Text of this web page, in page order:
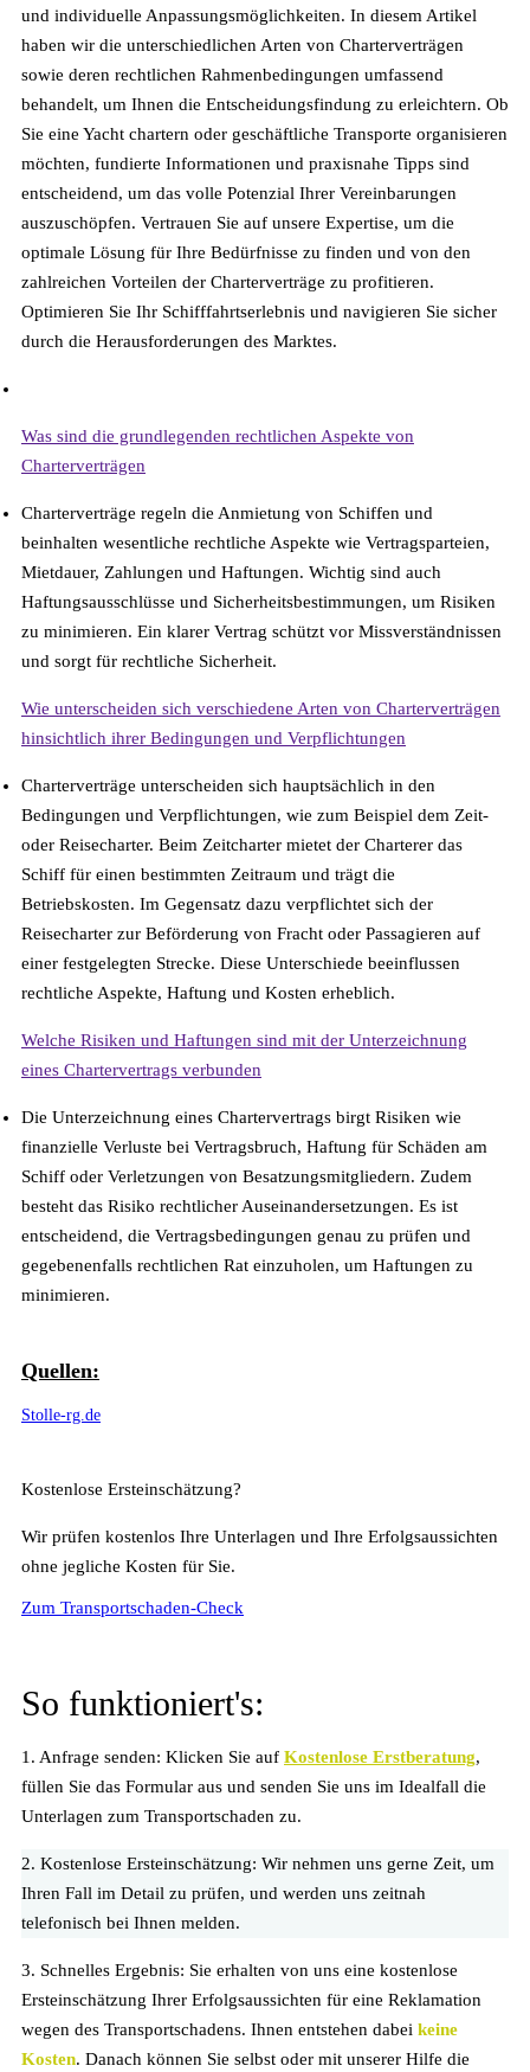
und individuelle Anpassungsmöglichkeiten. In diesem Artikel
haben wir die unterschiedlichen Arten von Charterverträgen
sowie deren rechtlichen Rahmenbedingungen umfassend
behandelt, um Ihnen die Entscheidungsfindung zu erleichtern. Ob
Sie eine Yacht chartern oder geschäftliche Transporte organisieren
möchten, fundierte Informationen und praxisnahe Tipps sind
entscheidend, um das volle Potenzial Ihrer Vereinbarungen
auszuschöpfen. Vertrauen Sie auf unsere Expertise, um die
optimale Lösung für Ihre Bedürfnisse zu finden und von den
zahlreichen Vorteilen der Charterverträge zu profitieren.
Optimieren Sie Ihr Schifffahrtserlebnis und navigieren Sie sicher
durch die Herausforderungen des Marktes.
Was sind die grundlegenden rechtlichen Aspekte von
Charterverträgen
Charterverträge regeln die Anmietung von Schiffen und
beinhalten wesentliche rechtliche Aspekte wie Vertragsparteien,
Mietdauer, Zahlungen und Haftungen. Wichtig sind auch
Haftungsausschlüsse und Sicherheitsbestimmungen, um Risiken
zu minimieren. Ein klarer Vertrag schützt vor Missverständnissen
und sorgt für rechtliche Sicherheit.
Wie unterscheiden sich verschiedene Arten von Charterverträgen
hinsichtlich ihrer Bedingungen und Verpflichtungen
Charterverträge unterscheiden sich hauptsächlich in den
Bedingungen und Verpflichtungen, wie zum Beispiel dem Zeit-
oder Reisecharter. Beim Zeitcharter mietet der Charterer das
Schiff für einen bestimmten Zeitraum und trägt die
Betriebskosten. Im Gegensatz dazu verpflichtet sich der
Reisecharter zur Beförderung von Fracht oder Passagieren auf
einer festgelegten Strecke. Diese Unterschiede beeinflussen
rechtliche Aspekte, Haftung und Kosten erheblich.
Welche Risiken und Haftungen sind mit der Unterzeichnung
eines Chartervertrags verbunden
Die Unterzeichnung eines Chartervertrags birgt Risiken wie
finanzielle Verluste bei Vertragsbruch, Haftung für Schäden am
Schiff oder Verletzungen von Besatzungsmitgliedern. Zudem
besteht das Risiko rechtlicher Auseinandersetzungen. Es ist
entscheidend, die Vertragsbedingungen genau zu prüfen und
gegebenenfalls rechtlichen Rat einzuholen, um Haftungen zu
minimieren.
Quellen:
Stolle-rg.de
Kostenlose Ersteinschätzung?
Wir prüfen kostenlos Ihre Unterlagen und Ihre Erfolgsaussichten
ohne jegliche Kosten für Sie.
Zum Transportschaden-Check
So funktioniert's:
1. Anfrage senden: Klicken Sie auf Kostenlose Erstberatung,
füllen Sie das Formular aus und senden Sie uns im Idealfall die
Unterlagen zum Transportschaden zu.
2. Kostenlose Ersteinschätzung: Wir nehmen uns gerne Zeit, um
Ihren Fall im Detail zu prüfen, und werden uns zeitnah
telefonisch bei Ihnen melden.
3. Schnelles Ergebnis: Sie erhalten von uns eine kostenlose
Ersteinschätzung Ihrer Erfolgsaussichten für eine Reklamation
wegen des Transportschadens. Ihnen entstehen dabei keine
Kosten. Danach können Sie selbst oder mit unserer Hilfe die